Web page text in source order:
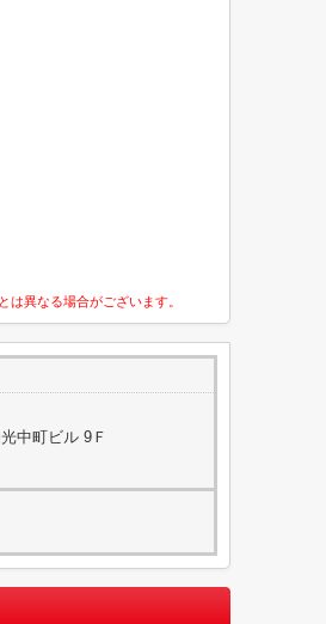
異なる場合がございます。
中町ビル 9Ｆ